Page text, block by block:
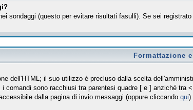
sondaggi (questo per evitare risultati fasulli). Se sei
Formattazione
dell'HTML; il suo utilizzo è precluso dalla scelta
comandi sono racchiusi tra parentesi quadre [ e ] anziché
dalla pagina di invio messaggi (oppure cliccando qui).